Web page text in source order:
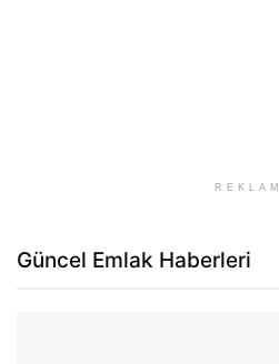
REKLAM
Güncel Emlak Haberleri